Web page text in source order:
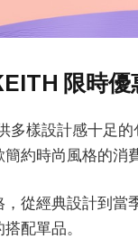
限時
多樣設計感十足
約時尚風格的消
從經典設計到當
配單品。